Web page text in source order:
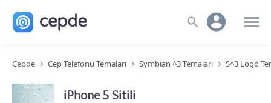
Cepde Cep Telefonu Temaları Symbian ^3 Temaları S^3 Logo
iPhone 5 Sitili